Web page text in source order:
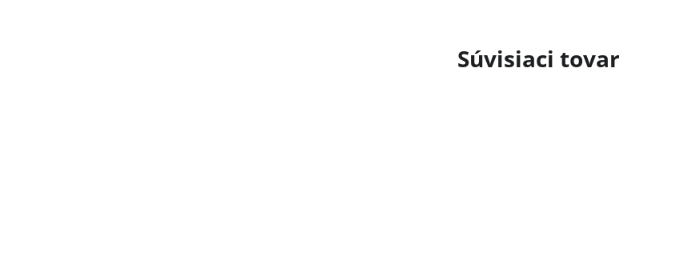
Súvisiaci tovar